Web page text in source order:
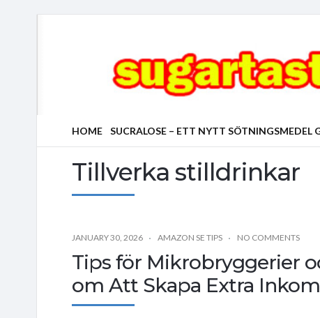
HOME SUCRALOSE – ETT NYTT SÖTNINGSMEDEL
Tillverka stilldrinkar
JANUARY 30, 2026 AMAZON SE TIPS NO COMMENTS
Tips för Mikrobryggerier
om Att Skapa Extra